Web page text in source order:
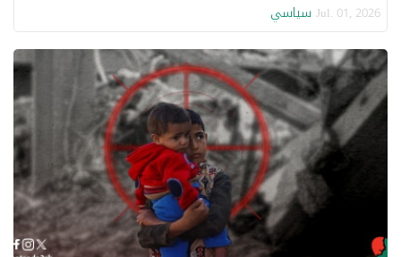
Jul. 01, 2026 سياسي